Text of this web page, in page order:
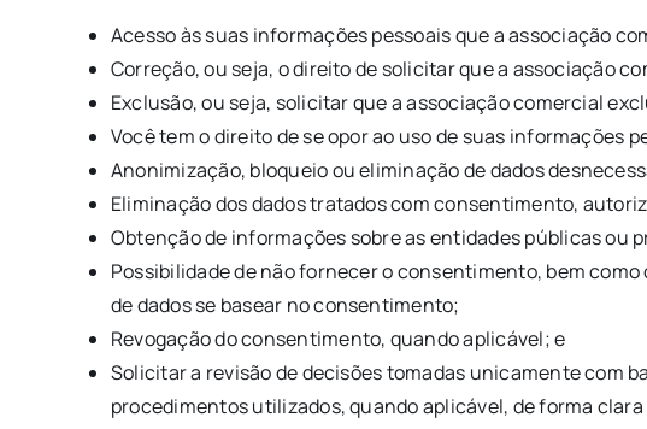
Acesso às suas informações pessoais que a associação
Correção, ou seja, o direito de solicitar que a associação
Exclusão, ou seja, solicitar que a associação comercial
Você tem o direito de se opor ao uso de suas informações
Anonimização, bloqueio ou eliminação de dados
Eliminação dos dados tratados com consentimento,
Obtenção de informações sobre as entidades públicas ou
Possibilidade de não fornecer o consentimento, bem
de dados se basear no consentimento;
Revogação do consentimento, quando aplicável; e
Solicitar a revisão de decisões tomadas unicamente com
procedimentos utilizados, quando aplicável, de forma